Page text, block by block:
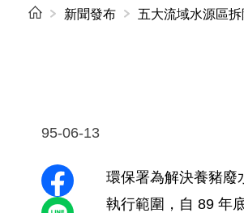
新聞發布 五大流域水源區
95-06-13
分享至 Facebook
環保署為解決養豬廢
執行範圍，自 89 年